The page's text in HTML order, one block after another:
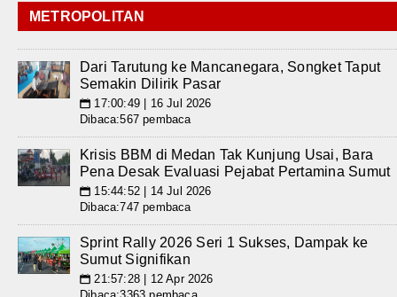
METROPOLITAN
Dari Tarutung ke Mancanegara, Songket Taput
Semakin Dilirik Pasar
📅 17:00:49 | 16 Jul 2026
Dibaca:567 pembaca
Krisis BBM di Medan Tak Kunjung Usai, Bara
Pena Desak Evaluasi Pejabat Pertamina Sumut
📅 15:44:52 | 14 Jul 2026
Dibaca:747 pembaca
Sprint Rally 2026 Seri 1 Sukses, Dampak ke
Sumut Signifikan
📅 21:57:28 | 12 Apr 2026